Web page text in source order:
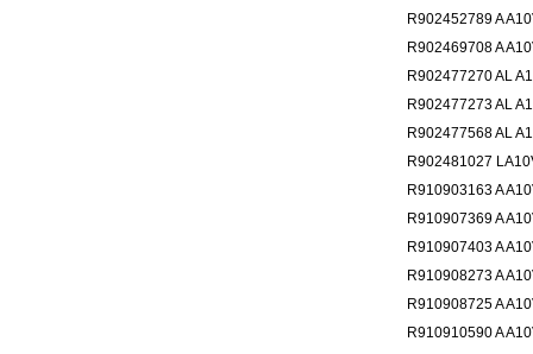
R902452789 A
R902469708 A
R902477270 AL
R902477273 AL
R902477568 AL
R902481027
R910903163 A
R910907369 A
R910907403 A
R910908273 A
R910908725 A
R910910590 A